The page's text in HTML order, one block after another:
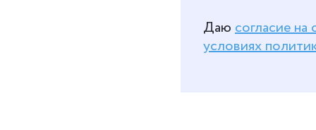
Даю согласие
условиях